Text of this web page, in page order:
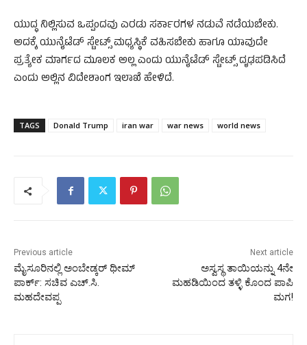
ಯುದ್ಧ ನಿಲ್ಲಿಸುವ ಒಪ್ಪಂದವು ಎರಡು ಸರ್ಕಾರಗಳ ನಡುವೆ ನಡೆಯಬೇಕು.
ಅದಕ್ಕೆ ಯುನೈಟೆಡ್ ಸ್ಟೇಟ್ಸ್ ಮಧ್ಯಸ್ಥಿಕೆ ವಹಿಸಬೇಕು ಹಾಗೂ ಯಾವುದೇ
ಪ್ರತ್ಯೇಕ ಮಾರ್ಗದ ಮೂಲಕ ಅಲ್ಲ ಎಂದು ಯುನೈಟೆಡ್ ಸ್ಟೇಟ್ಸ್ ದೃಢಪಡಿಸಿದೆ
ಎಂದು ಅಲ್ಲಿನ ವಿದೇಶಾಂಗ ಇಲಾಖೆ ಹೇಳಿದೆ.
TAGS Donald Trump iran war war news world news
Previous article
ಮೈಸೂರಿನಲ್ಲಿ ಅಂಬೇಡ್ಕರ್ ಥೀಮ್
ಪಾರ್ಕ್: ಸಚಿವ ಎಚ್.ಸಿ.
ಮಹದೇವಪ್ಪ
Next article
ಅಸ್ವಸ್ಥ ತಾಯಿಯನ್ನು 4ನೇ
ಮಹಡಿಯಿಂದ ತಳ್ಳಿ ಕೊಂದ ಪಾಪಿ
ಮಗ!